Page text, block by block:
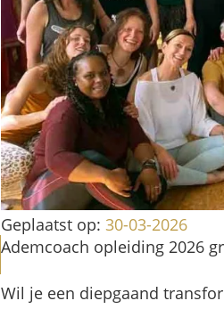
Geplaatst op: 30-03-2026
Ademcoach opleiding 2026
Wil je een diepgaand